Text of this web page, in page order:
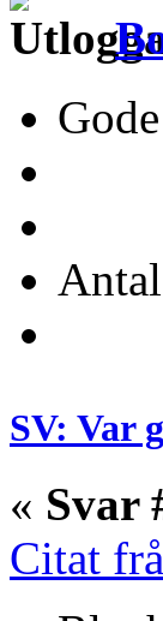
Gode
SV: Var
« Svar
Citat